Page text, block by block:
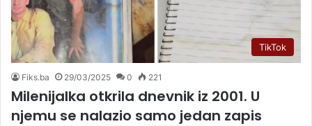
TikTok
Fiks.ba 29/03/2025 0 221
Milenijalka otkrila dnevnik iz 2001. U
njemu se nalazio samo jedan zapis